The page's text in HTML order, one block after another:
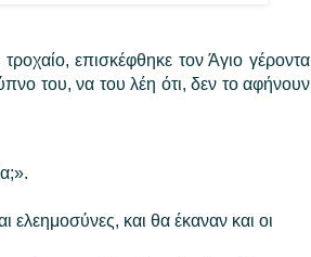
επισκέφθηκε τον Άγιο γέροντα
του, να του λέη ότι, δεν το αφήνουν
ελεημοσύνες, και θα έκαναν και οι